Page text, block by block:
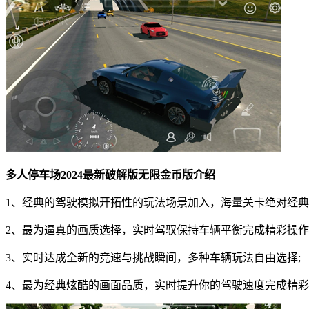
多人停车场2024最新破解版无限金币版介绍
1、经典的驾驶模拟开拓性的玩法场景加入，海量关卡绝对经
2、最为逼真的画质选择，实时驾驭保持车辆平衡完成精彩操
3、实时达成全新的竞速与挑战瞬间，多种车辆玩法自由选择;
4、最为经典炫酷的画面品质，实时提升你的驾驶速度完成精彩